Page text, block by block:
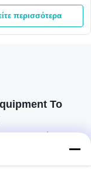
Pelton Francis
και στρόβιλος
Kaplan
περισσότερα
To
στις απαιτήσεις των